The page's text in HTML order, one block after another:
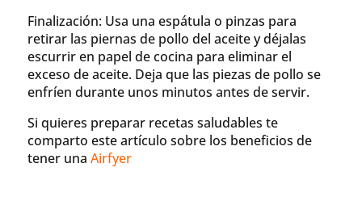
Finalización: Usa una espátula o pinzas para
retirar las piernas de pollo del aceite y déjalas
escurrir en papel de cocina para eliminar el
exceso de aceite. Deja que las piezas de pollo se
enfríen durante unos minutos antes de servir.
Si quieres preparar recetas saludables te
comparto este artículo sobre los beneficios de
tener una Airfyer